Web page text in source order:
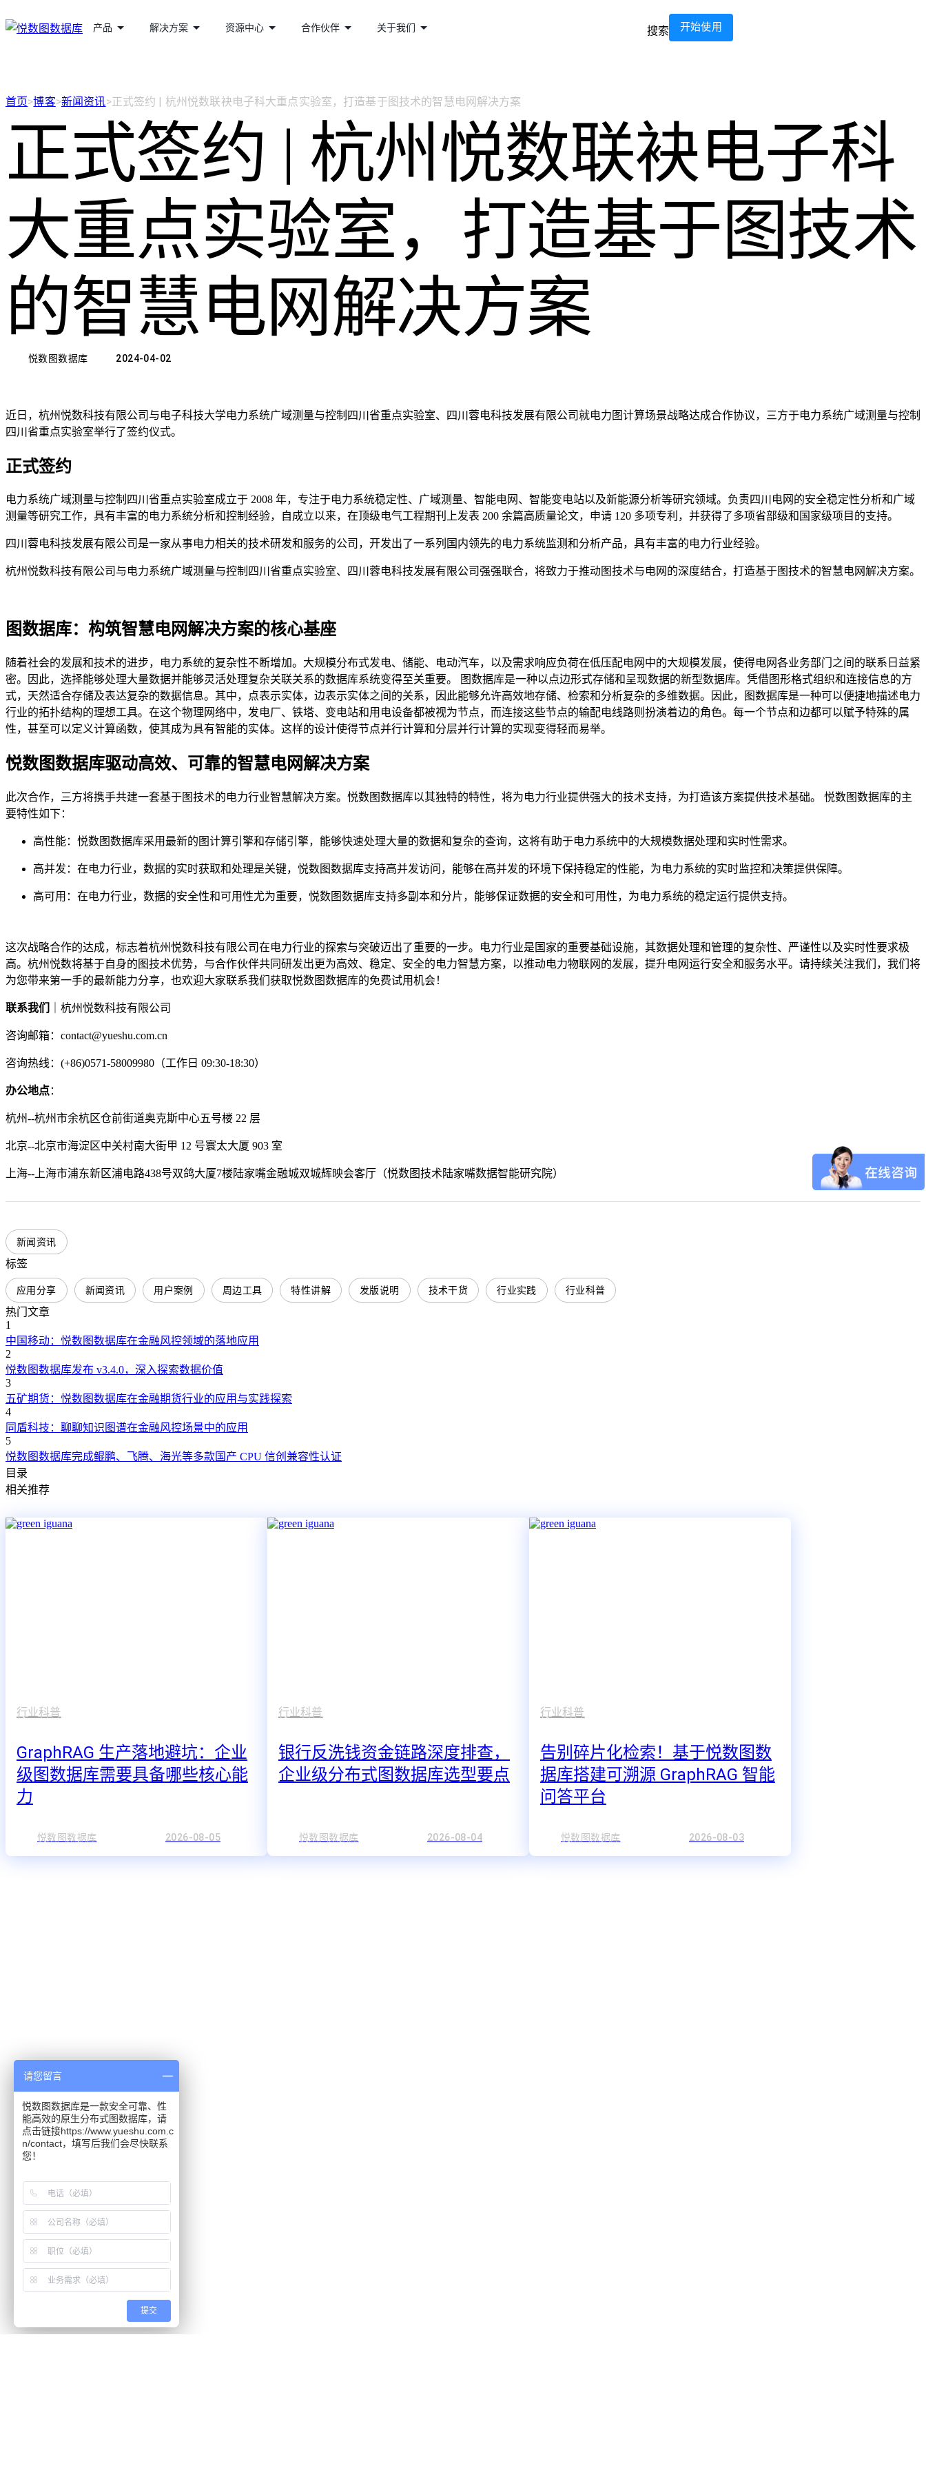
产品 解决方案 资源中心 合作伙伴 关于我们 搜索 开始使用
首页>博客>新闻资讯>正式签约 | 杭州悦数联袂电子科大重点实验室，打造基于图技术的智慧电网解决方案
正式签约 | 杭州悦数联袂电子科
大重点实验室，打造基于图技术
的智慧电网解决方案
悦数图数据库 2024-04-02
近日，杭州悦数科技有限公司与电子科技大学电力系统广域测量与控制四川省重点实验室、四川蓉电科技发展有限公司就电力图计算场景战略达成合作协议，三方于电力系统广域测量与控制
四川省重点实验室举行了签约仪式。
正式签约
电力系统广域测量与控制四川省重点实验室成立于 2008 年，专注于电力系统稳定性、广域测量、智能电网、智能变电站以及新能源分析等研究领域。负责四川电网的安全稳定性分析和广域
测量等研究工作，具有丰富的电力系统分析和控制经验，自成立以来，在顶级电气工程期刊上发表 200 余篇高质量论文，申请 120 多项专利，并获得了多项省部级和国家级项目的支持。
四川蓉电科技发展有限公司是一家从事电力相关的技术研发和服务的公司，开发出了一系列国内领先的电力系统监测和分析产品，具有丰富的电力行业经验。
杭州悦数科技有限公司与电力系统广域测量与控制四川省重点实验室、四川蓉电科技发展有限公司强强联合，将致力于推动图技术与电网的深度结合，打造基于图技术的智慧电网解决方案。
图数据库：构筑智慧电网解决方案的核心基座
随着社会的发展和技术的进步，电力系统的复杂性不断增加。大规模分布式发电、储能、电动汽车，以及需求响应负荷在低压配电网中的大规模发展，使得电网各业务部门之间的联系日益紧
密。因此，选择能够处理大量数据并能够灵活处理复杂关联关系的数据库系统变得至关重要。 图数据库是一种以点边形式存储和呈现数据的新型数据库。凭借图形格式组织和连接信息的方
式，天然适合存储及表达复杂的数据信息。其中，点表示实体，边表示实体之间的关系，因此能够允许高效地存储、检索和分析复杂的多维数据。因此，图数据库是一种可以便捷地描述电力
行业的拓扑结构的理想工具。在这个物理网络中，发电厂、铁塔、变电站和用电设备都被视为节点，而连接这些节点的输配电线路则扮演着边的角色。每一个节点和边都可以赋予特殊的属
性，甚至可以定义计算函数，使其成为具有智能的实体。这样的设计使得节点并行计算和分层并行计算的实现变得轻而易举。
悦数图数据库驱动高效、可靠的智慧电网解决方案
此次合作，三方将携手共建一套基于图技术的电力行业智慧解决方案。悦数图数据库以其独特的特性，将为电力行业提供强大的技术支持，为打造该方案提供技术基础。 悦数图数据库的主
要特性如下：
高性能：悦数图数据库采用最新的图计算引擎和存储引擎，能够快速处理大量的数据和复杂的查询，这将有助于电力系统中的大规模数据处理和实时性需求。
高并发：在电力行业，数据的实时获取和处理是关键，悦数图数据库支持高并发访问，能够在高并发的环境下保持稳定的性能，为电力系统的实时监控和决策提供保障。
高可用：在电力行业，数据的安全性和可用性尤为重要，悦数图数据库支持多副本和分片，能够保证数据的安全和可用性，为电力系统的稳定运行提供支持。
这次战略合作的达成，标志着杭州悦数科技有限公司在电力行业的探索与突破迈出了重要的一步。电力行业是国家的重要基础设施，其数据处理和管理的复杂性、严谨性以及实时性要求极
高。杭州悦数将基于自身的图技术优势，与合作伙伴共同研发出更为高效、稳定、安全的电力智慧方案，以推动电力物联网的发展，提升电网运行安全和服务水平。请持续关注我们，我们将
为您带来第一手的最新能力分享，也欢迎大家联系我们获取悦数图数据库的免费试用机会！
联系我们 ｜杭州悦数科技有限公司
咨询邮箱：contact@yueshu.com.cn
咨询热线：(+86)0571-58009980（工作日 09:30-18:30）
办公地点：
杭州--杭州市余杭区仓前街道奥克斯中心五号楼 22 层
北京--北京市海淀区中关村南大街甲 12 号寰太大厦 903 室
上海--上海市浦东新区浦电路438号双鸽大厦7楼陆家嘴金融城双城辉映会客厅（悦数图技术陆家嘴数据智能研究院）
新闻资讯
标签
应用分享 新闻资讯 用户案例 周边工具 特性讲解 发版说明 技术干货 行业实践 行业科普
热门文章
1
中国移动：悦数图数据库在金融风控领域的落地应用
2
悦数图数据库发布 v3.4.0，深入探索数据价值
3
五矿期货：悦数图数据库在金融期货行业的应用与实践探索
4
同盾科技：聊聊知识图谱在金融风控场景中的应用
5
悦数图数据库完成鲲鹏、飞腾、海光等多款国产 CPU 信创兼容性认证
目录
相关推荐
行业科普
GraphRAG 生产落地避坑：企业
级图数据库需要具备哪些核心能
力
悦数图数据库 2026-08-05
行业科普
银行反洗钱资金链路深度排查，
企业级分布式图数据库选型要点
悦数图数据库 2026-08-04
行业科普
告别碎片化检索！基于悦数图数
据库搭建可溯源 GraphRAG 智能
问答平台
悦数图数据库 2026-08-03
请您留言
悦数图数据库是一款安全可靠、性
能高效的原生分布式图数据库，请
点击链接https://www.yueshu.com.c
n/contact，填写后我们会尽快联系
您！
提交